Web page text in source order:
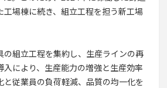
場棟に続き、組立工程を担う新工場
の組立工程を集約し、生産ラインの再
入により、生産能力の増強と生産効率
と従業員の負荷軽減、品質の均一化を